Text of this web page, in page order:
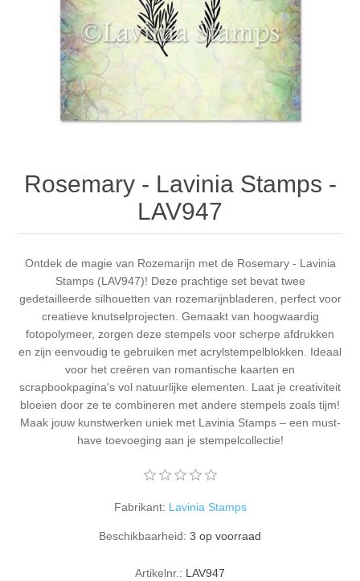
Stompkaarsen
Magic
Personen
Steampunk
60 bij 40 cm
Alcohol ink
Embossing
Foto's
Inkt
Inkleuren
Gummiapan
Lavinia Stamps
CraftEmotions
Distress
Ranger
Staedtler
Inspiratie
Art Journal 2025
Kaarten 2025
Art Journal 2024
kaarten 2022
Art journal 2022
Kaarten 2021
Rosemary - Lavinia Stamps -
LAV947
Ontdek de magie van Rozemarijn met de Rosemary - Lavinia
Stamps (LAV947)! Deze prachtige set bevat twee
gedetailleerde silhouetten van rozemarijnbladeren, perfect voor
creatieve knutselprojecten. Gemaakt van hoogwaardig
fotopolymeer, zorgen deze stempels voor scherpe afdrukken
en zijn eenvoudig te gebruiken met acrylstempelblokken. Ideaal
voor het creëren van romantische kaarten en
scrapbookpagina's vol natuurlijke elementen. Laat je creativiteit
bloeien door ze te combineren met andere stempels zoals tijm!
Maak jouw kunstwerken uniek met Lavinia Stamps – een must-
have toevoeging aan je stempelcollectie!
Fabrikant: Lavinia Stamps
Beschikbaarheid: 3 op voorraad
Artikelnr.: LAV947